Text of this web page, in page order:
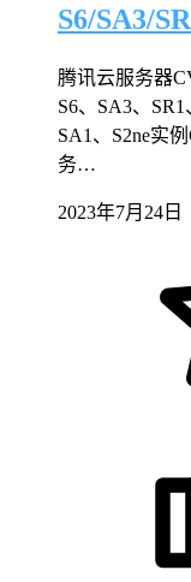
S6/SA3/
腾讯云服务器
S6、SA3、SR1
SA1、S2ne实
务…
2023年7月24日